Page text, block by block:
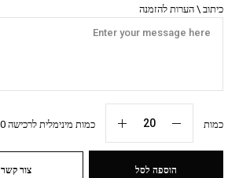
כיתוב \ הערות להזמנה
כמות כמות מינימלית לרכישה 20 יח׳
הוספה לסל צור קשר